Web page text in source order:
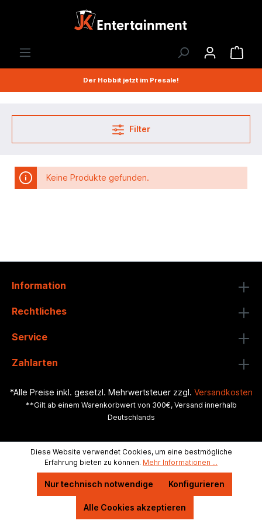
Der Hobbit jetzt im Presale!
Filter
Keine Produkte gefunden.
Information
Rechtliches
Service
Zahlarten
*Alle Preise inkl. gesetzl. Mehrwertsteuer zzgl. Versandkosten
**Gilt ab einem Warenkorbwert von 300€, Versand innerhalb
Deutschlands
Diese Website verwendet Cookies, um eine bestmögliche
Erfahrung bieten zu können. Mehr Informationen ...
Nur technisch notwendige Konfigurieren
Alle Cookies akzeptieren